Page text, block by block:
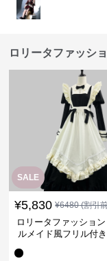
ロリータファッシ
SALE
¥5,830 ¥6480(割引
ロリータファッショ
ルメイド風フリル付